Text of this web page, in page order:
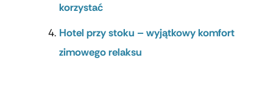
korzystać
Hotel przy stoku – wyjątkowy komfort
zimowego relaksu